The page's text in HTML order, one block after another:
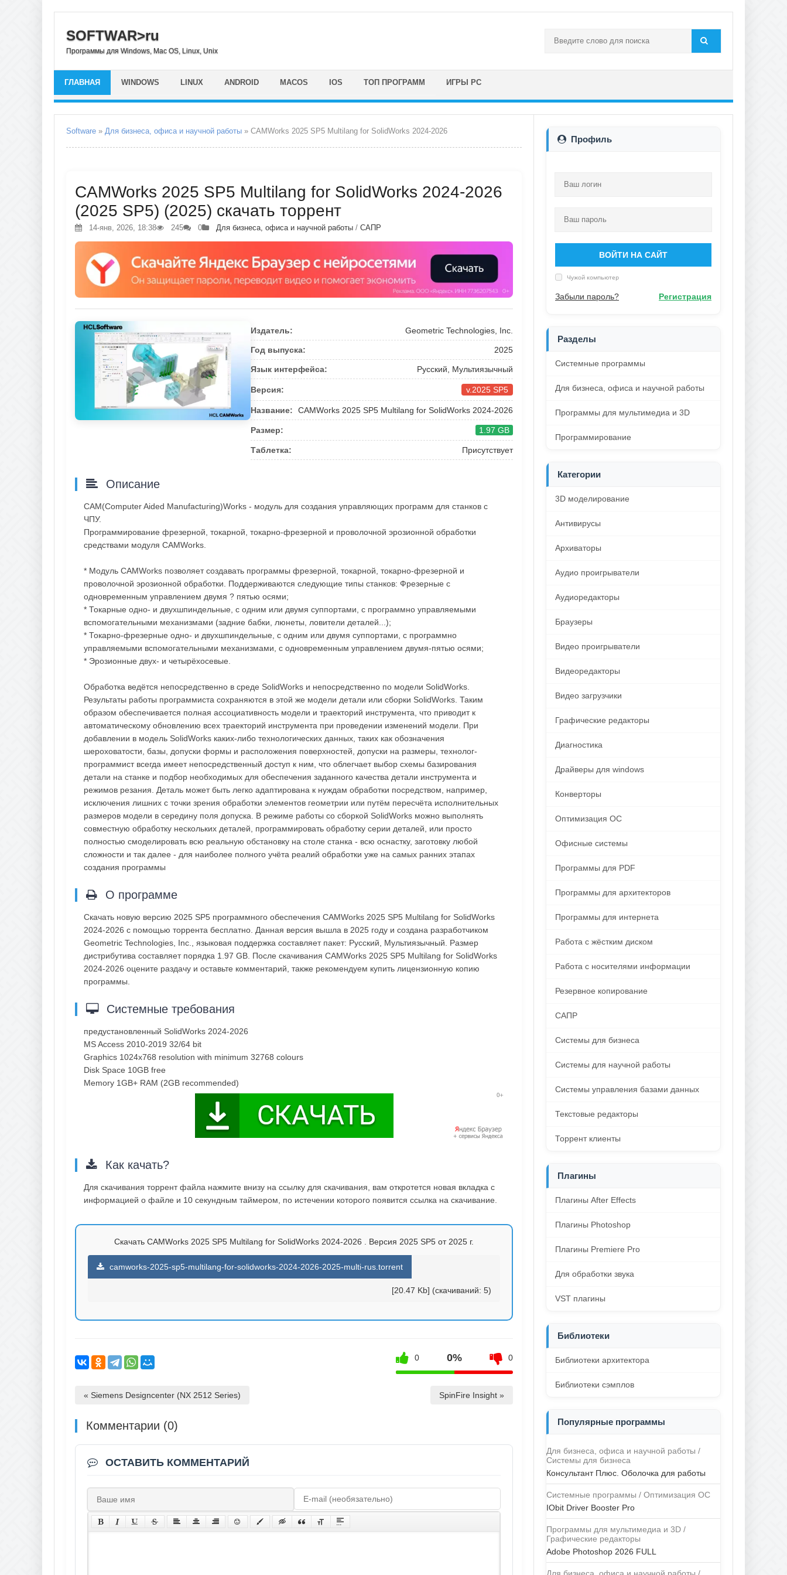
SOFTWAR>ru
Программы для Windows, Mac OS, Linux, Unix
ГЛАВНАЯ WINDOWS LINUX ANDROID MACOS IOS ТОП ПРОГРАММ ИГРЫ PC
Software » Для бизнеса, офиса и научной работы » CAMWorks 2025 SP5 Multilang for SolidWorks 2024-2026
CAMWorks 2025 SP5 Multilang for SolidWorks 2024-2026
(2025 SP5) (2025) скачать торрент
14-янв, 2026, 18:38 245 0 Для бизнеса, офиса и научной работы / САПР
Издатель: Geometric Technologies, Inc.
Год выпуска: 2025
Язык интерфейса: Русский, Мультиязычный
Версия: v.2025 SP5
Название: CAMWorks 2025 SP5 Multilang for SolidWorks 2024-2026
Размер: 1.97 GB
Таблетка: Присутствует
Описание
CAM(Computer Aided Manufacturing)Works - модуль для создания управляющих программ для станков с
ЧПУ.
Программирование фрезерной, токарной, токарно-фрезерной и проволочной эрозионной обработки
средствами модуля CAMWorks.
* Модуль CAMWorks позволяет создавать программы фрезерной, токарной, токарно-фрезерной и
проволочной эрозионной обработки. Поддерживаются следующие типы станков: Фрезерные с
одновременным управлением двумя ? пятью осями;
* Токарные одно- и двухшпиндельные, с одним или двумя суппортами, с программно управляемыми
вспомогательными механизмами (задние бабки, люнеты, ловители деталей...);
* Токарно-фрезерные одно- и двухшпиндельные, с одним или двумя суппортами, с программно
управляемыми вспомогательными механизмами, с одновременным управлением двумя-пятью осями;
* Эрозионные двух- и четырёхосевые.
Обработка ведётся непосредственно в среде SolidWorks и непосредственно по модели SolidWorks.
Результаты работы программиста сохраняются в этой же модели детали или сборки SolidWorks. Таким
образом обеспечивается полная ассоциативность модели и траекторий инструмента, что приводит к
автоматическому обновлению всех траекторий инструмента при проведении изменений модели. При
добавлении в модель SolidWorks каких-либо технологических данных, таких как обозначения
шероховатости, базы, допуски формы и расположения поверхностей, допуски на размеры, технолог-
программист всегда имеет непосредственный доступ к ним, что облегчает выбор схемы базирования
детали на станке и подбор необходимых для обеспечения заданного качества детали инструмента и
режимов резания. Деталь может быть легко адаптирована к нуждам обработки посредством, например,
исключения лишних с точки зрения обработки элементов геометрии или путём пересчёта исполнительных
размеров модели в середину поля допуска. В режиме работы со сборкой SolidWorks можно выполнять
совместную обработку нескольких деталей, программировать обработку серии деталей, или просто
полностью смоделировать всю реальную обстановку на столе станка - всю оснастку, заготовку любой
сложности и так далее - для наиболее полного учёта реалий обработки уже на самых ранних этапах
создания программы
О программе
Скачать новую версию 2025 SP5 программного обеспечения CAMWorks 2025 SP5 Multilang for SolidWorks
2024-2026 с помощью торрента бесплатно. Данная версия вышла в 2025 году и создана разработчиком
Geometric Technologies, Inc., языковая поддержка составляет пакет: Русский, Мультиязычный. Размер
дистрибутива составляет порядка 1.97 GB. После скачивания CAMWorks 2025 SP5 Multilang for SolidWorks
2024-2026 оцените раздачу и оставьте комментарий, также рекомендуем купить лицензионную копию
программы.
Системные требования
предустановленный SolidWorks 2024-2026
MS Access 2010-2019 32/64 bit
Graphics 1024x768 resolution with minimum 32768 colours
Disk Space 10GB free
Memory 1GB+ RAM (2GB recommended)
Как качать?
Для скачивания торрент файла нажмите внизу на ссылку для скачивания, вам откротется новая вкладка с
информацией о файле и 10 секундным таймером, по истечении которого появится ссылка на скачивание.
Скачать CAMWorks 2025 SP5 Multilang for SolidWorks 2024-2026 . Версия 2025 SP5 от 2025 г.
camworks-2025-sp5-multilang-for-solidworks-2024-2026-2025-multi-rus.torrent
[20.47 Kb] (cкачиваний: 5)
0 0% 0
« Siemens Designcenter (NX 2512 Series) SpinFire Insight »
Комментарии (0)
ОСТАВИТЬ КОММЕНТАРИЙ
Профиль
ВОЙТИ НА САЙТ
Чужой компьютер
Забыли пароль? Регистрация
Разделы
Системные программы
Для бизнеса, офиса и научной работы
Программы для мультимедиа и 3D
Программирование
Категории
3D моделирование
Антивирусы
Архиваторы
Аудио проигрыватели
Аудиоредакторы
Браузеры
Видео проигрыватели
Видеоредакторы
Видео загрузчики
Графические редакторы
Диагностика
Драйверы для windows
Конверторы
Оптимизация ОС
Офисные системы
Программы для PDF
Программы для архитекторов
Программы для интернета
Работа с жёстким диском
Работа с носителями информации
Резервное копирование
САПР
Системы для бизнеса
Системы для научной работы
Системы управления базами данных
Текстовые редакторы
Торрент клиенты
Плагины
Плагины After Effects
Плагины Photoshop
Плагины Premiere Pro
Для обработки звука
VST плагины
Библиотеки
Библиотеки архитектора
Библиотеки сэмплов
Популярные программы
Для бизнеса, офиса и научной работы /
Системы для бизнеса
Консультант Плюс. Оболочка для работы
Системные программы / Оптимизация ОС
IObit Driver Booster Pro
Программы для мультимедиа и 3D /
Графические редакторы
Adobe Photoshop 2026 FULL